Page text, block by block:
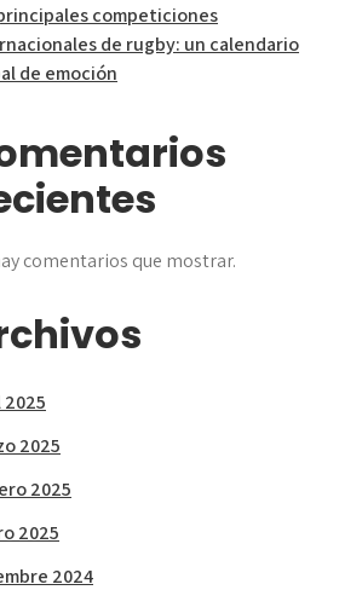
competiciones
de rugby: un calendario
de emoción
comentarios que mostrar.
2025
2025
2025
2024